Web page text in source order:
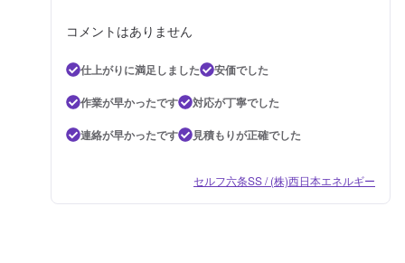
コメントはありません
仕上がりに満足しました
安価でした
作業が早かったです
対応が丁寧でした
連絡が早かったです
見積もりが正確でした
セルフ六条SS / (株)西日本エネルギー